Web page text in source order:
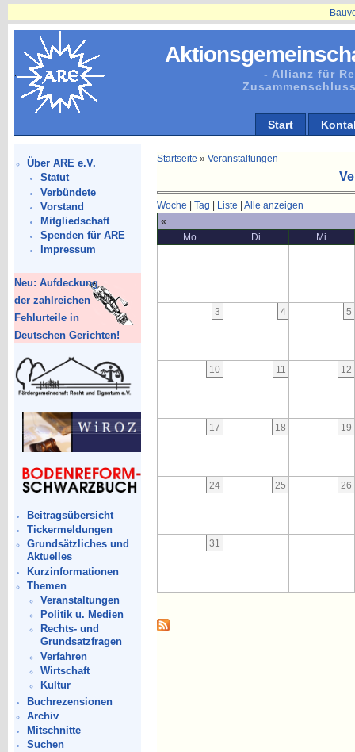
- Allianz für
Start
Über ARE e.V.
Statut
Verbündete
Vorstand
Mitgliedschaft
Spenden für ARE
Impressum
Neu: Aufdeckung
der zahlreichen
Fehlurteile in
Deutschen Gerichten!
Beitragsübersicht
Tickermeldungen
Grundsätzliches und
Aktuelles
Kurzinformationen
Themen
Veranstaltungen
Politik u. Medien
Rechts- und
Grundsatzfragen
Verfahren
Wirtschaft
Kultur
Buchrezensionen
Archiv
Mitschnitte
Suchen
Startseite » Veranstaltungen
Woche Tag Liste
Alle anzeigen
«
Mo
Di Mi
3 4 5
10 11 12
17 18 19
24 25 26
31